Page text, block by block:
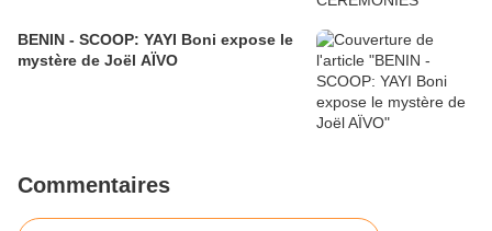
BENIN - SCOOP: YAYI Boni expose le
mystère de Joël AÏVO
Commentaires